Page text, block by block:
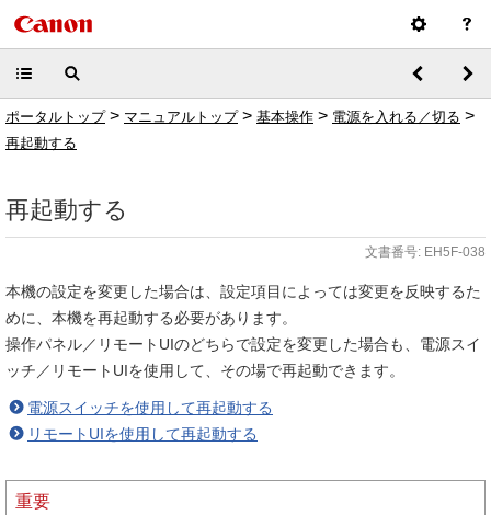
ポータルトップ> マニュアルトップ> 基本操作 > 電源を入れる／切る >
再起動する
再起動する
文書番号: EH5F-038
本機の設定を変更した場合は、設定項目によっては変更を反映するた
めに、本機を再起動する必要があります。
操作パネル／リモートUIのどちらで設定を変更した場合も、電源スイ
ッチ／リモートUIを使用して、その場で再起動できます。
電源スイッチを使用して再起動する
リモートUIを使用して再起動する
重要